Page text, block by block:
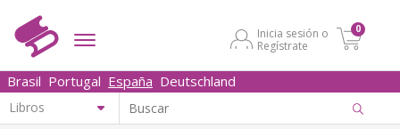
Inicia sesión o
Regístrate
0
Brasil Portugal España Deutschland